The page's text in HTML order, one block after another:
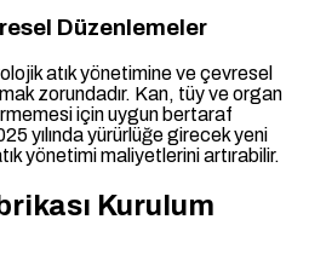
Düzenlemeler
atık yönetimine ve çevresel
zorundadır. Kan, tüy ve organ
için uygun bertaraf
yılında yürürlüğe girecek yeni
yönetimi maliyetlerini artırabilir.
Kurulum